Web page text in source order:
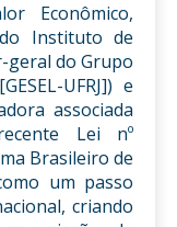
Econômico,
Instituto de
geral do Grupo
UFRJ]) e
associada
Lei nº
Brasileiro de
um passo
criando